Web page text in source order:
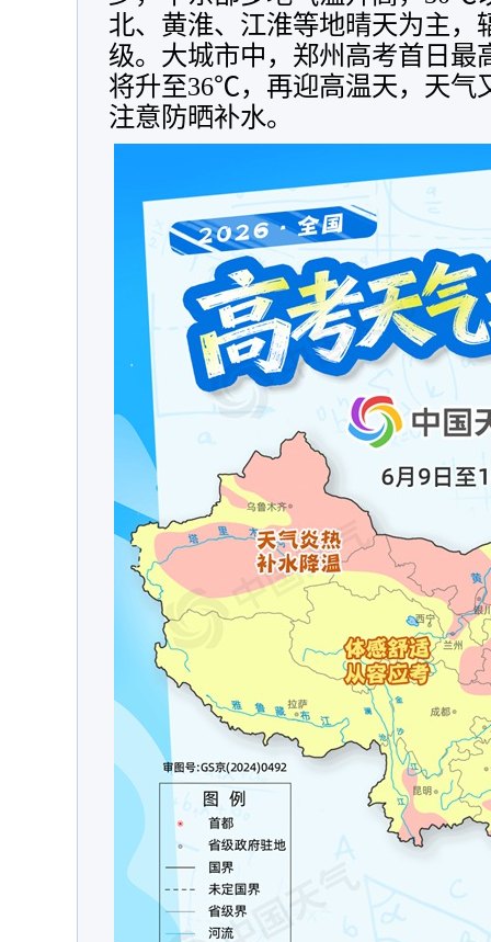
北、黄淮、江淮等地晴天为主，
级。大城市中，郑州高考首日
将升至36℃，再迎高温天，天气
注意防晒补水。